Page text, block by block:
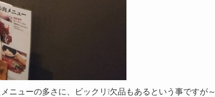
ニューの多さに、ビックリ❕欠品もあるという事ですが～